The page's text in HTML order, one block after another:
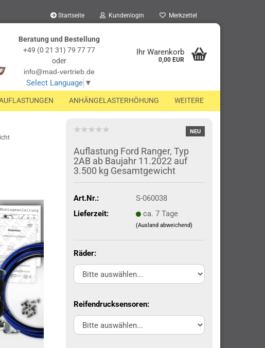
Startseite Kundenlogin Merkzettel
Beratung und Bestellung
+49 (0 21 31) 79 77 77
oder
info@mad-vertrieb.de
Select Language ▼
Ihr Warenkorb
0,00 EUR
ANHÄNGELASTERHÖHUNG WEITERE
NEU
Auflastung Ford Ranger, Typ
2AB ab Baujahr 11.2022 auf
3.500 kg Gesamtgewicht
Art.Nr.:
S-060038
Lieferzeit:
ca. 7 Tage
(Ausland abweichend)
Räder:
Reifendrucksensoren: